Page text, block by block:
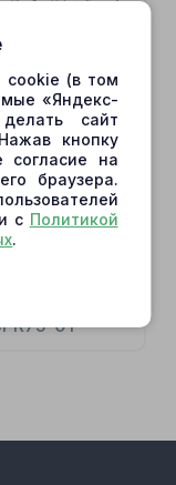
01
01
cookie (в том
«Яндекс-
сайт
кнопку
согласие на
браузера.
с Политикой
.